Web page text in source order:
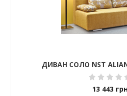
ДИВАН СОЛО NST
13 443